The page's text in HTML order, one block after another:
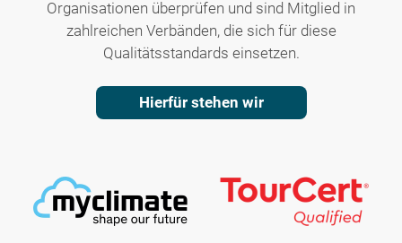
Organisationen überprüfen und sind Mitglied in
zahlreichen Verbänden, die sich für diese
Qualitätsstandards einsetzen.
Hierfür stehen wir